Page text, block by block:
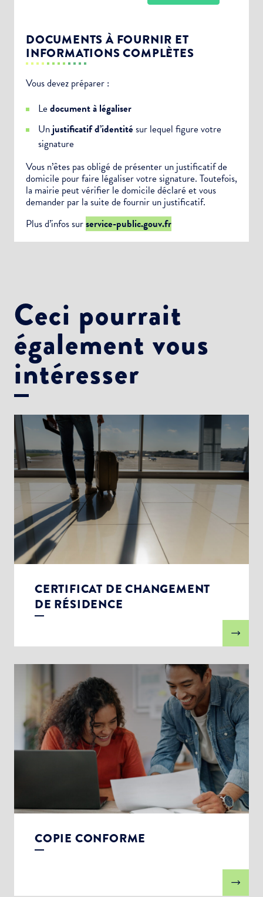
DOCUMENTS À FOURNIR ET
INFORMATIONS COMPLÈTES
Vous devez préparer :
Le document à légaliser
Un justificatif d’identitésur lequel figure votre
signature
Vous n’êtes pas obligé de présenter un justificatif de
domicile pour faire légaliser votre signature. Toutefois,
la mairie peut vérifier le domicile déclaré et vous
demander par la suite de fournir un justificatif.
Plus d’infos surservice-public.gouv.fr
Ceci pourrait
également vous
intéresser
CERTIFICAT DE CHANGEMENT
DE RÉSIDENCE
COPIE CONFORME
Newsletter Culture